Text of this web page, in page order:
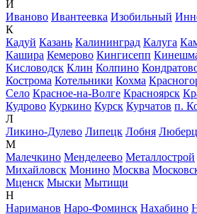
И
Иваново Ивантеевка Изобильный
К
Кадуй Казань Калининград Калуга
Кашира Кемерово Кингисепп
Кисловодск Клин Колпино
Кострома Котельники Кохма
Село Красное-на-Волге Красноярск
Кудрово Куркино Курск Курчатов п.
Л
Ликино-Дулево Липецк Лобня
М
Малечкино Менделеево Металлострой
Михайловск Монино Москва
Мценск Мыски Мытищи
Н
Нариманов Наро-Фоминск Нахабино